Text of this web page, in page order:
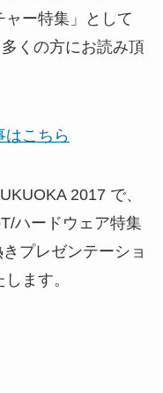
ー特集」として
くの方にお読み頂
はこちら
2017 で、
ハードウェア特集
プレゼンテーショ
ます。